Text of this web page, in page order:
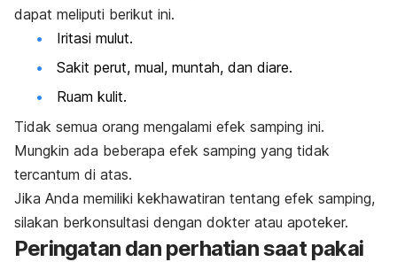
dapat meliputi berikut ini.
Iritasi mulut.
Sakit perut, mual, muntah, dan diare.
Ruam kulit.
Tidak semua orang mengalami efek samping ini.
Mungkin ada beberapa efek samping yang tidak
tercantum di atas.
Jika Anda memiliki kekhawatiran tentang efek samping,
silakan berkonsultasi dengan dokter atau apoteker.
Peringatan dan perhatian saat pakai